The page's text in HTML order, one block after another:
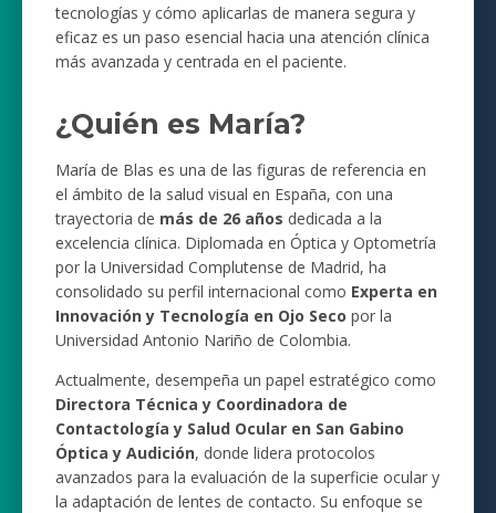
tecnologías y cómo aplicarlas de manera segura y
eficaz es un paso esencial hacia una atención clínica
más avanzada y centrada en el paciente.
¿Quién es María?
María de Blas es una de las figuras de referencia en
el ámbito de la salud visual en España, con una
trayectoria de más de 26 años dedicada a la
excelencia clínica. Diplomada en Óptica y Optometría
por la Universidad Complutense de Madrid, ha
consolidado su perfil internacional como Experta en
Innovación y Tecnología en Ojo Seco por la
Universidad Antonio Nariño de Colombia.
Actualmente, desempeña un papel estratégico como
Directora Técnica y Coordinadora de
Contactología y Salud Ocular en San Gabino
Óptica y Audición, donde lidera protocolos
avanzados para la evaluación de la superficie ocular y
la adaptación de lentes de contacto. Su enfoque se